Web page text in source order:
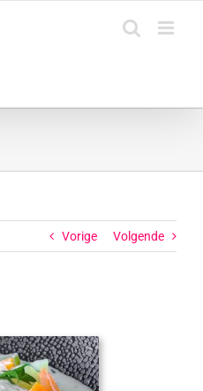
Vorige Volgende